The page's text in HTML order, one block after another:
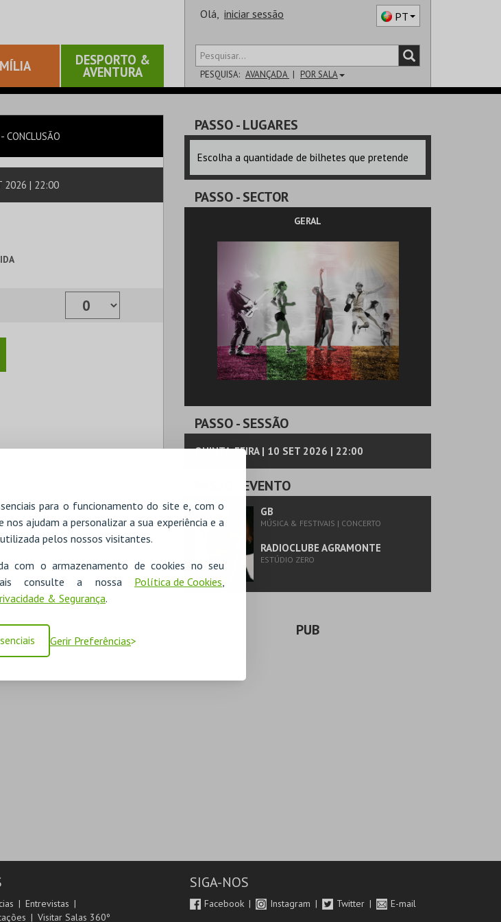
para o funcionamento do site e, com o
ajudam a personalizar a sua experiência e a
pelos nossos visitantes.
com o armazenamento de cookies no seu
consulte a nossa Política de Cookies
& Segurança.
Gerir Preferências
DESPORTO &
AVENTURA
Olá, iniciar sessão PT
PESQUISA: AVANÇADA POR SALA
SALA
CONCLUSÃO
2026 | 22:00
PASSO- LUGARES
Escolha a quantidade de bilhetes que pretende
PASSO- SECTOR
GERAL
PASSO- SESSÃO
QUINTA-FEIRA | 10 SET 2026 | 22:00
- EVENTO
GB
MÚSICA & FESTIVAIS | CONCERTO
RADIOCLUBE AGRAMONTE
ESTÚDIO ZERO
PUB
Entrevistas
Visitar Salas 360º
SIGA-NOS
Facebook Instagram Twitter E-mail